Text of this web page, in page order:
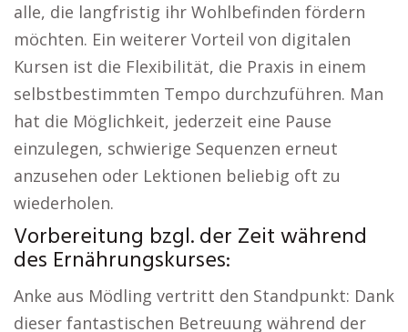
alle, die langfristig ihr Wohlbefinden fördern
möchten. Ein weiterer Vorteil von digitalen
Kursen ist die Flexibilität, die Praxis in einem
selbstbestimmten Tempo durchzuführen. Man
hat die Möglichkeit, jederzeit eine Pause
einzulegen, schwierige Sequenzen erneut
anzusehen oder Lektionen beliebig oft zu
wiederholen.
Vorbereitung bzgl. der Zeit während
des Ernährungskurses:
Anke aus Mödling vertritt den Standpunkt: Dank
dieser fantastischen Betreuung während der